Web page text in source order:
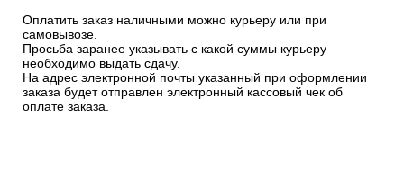
Оплатить заказ наличными можно курьеру или при
самовывозе.
Просьба заранее указывать с какой суммы курьеру
необходимо выдать сдачу.
На адрес электронной почты указанный при оформлении
заказа будет отправлен электронный кассовый чек об
оплате заказа.